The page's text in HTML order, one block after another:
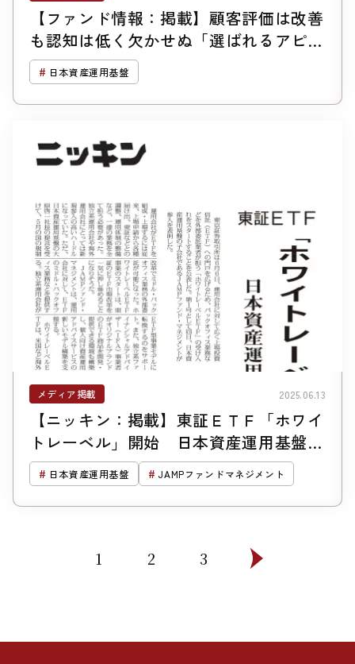
【ファンド情報：掲載】顧客評価は改善
も認知は低く欠かせぬ「選ばれるアピー
ル」日本資産運用基盤
メディア掲載 2025.06.13
【ニッキン：掲載】東証ＥＴＦ「ホワイ
トレーベル」開始 日本資産運用基盤が
参入日本資産運用基盤 JAMPファンドマネジメント
1 2 3